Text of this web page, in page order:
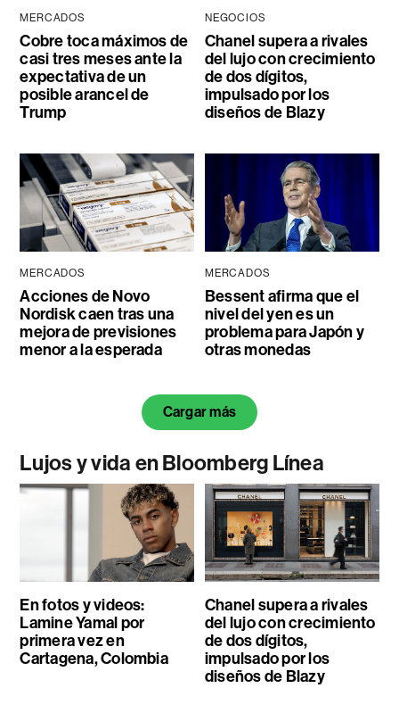
MERCADOS
Cobre toca máximos de
casi tres meses ante la
expectativa de un
posible arancel de
Trump
NEGOCIOS
Chanel supera a rivales
del lujo con crecimiento
de dos dígitos,
impulsado por los
diseños de Blazy
MERCADOS
Acciones de Novo
Nordisk caen tras una
mejora de previsiones
menor a la esperada
MERCADOS
Bessent afirma que el
nivel del yen es un
problema para Japón y
otras monedas
Cargar más
Lujos y vida en Bloomberg Línea
En fotos y videos:
Lamine Yamal por
primera vez en
Cartagena, Colombia
Chanel supera a rivales
del lujo con crecimiento
de dos dígitos,
impulsado por los
diseños de Blazy